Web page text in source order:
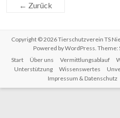
← Zurück
Copyright © 2026Tierschutzverein TS
Powered byWordPress. Theme:
Start
Über uns Vermittlungsablauf
Unterstützung
Wissenswertes
Impressum & Datenschutz